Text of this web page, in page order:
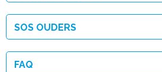
SOS OUDERS
FAQ